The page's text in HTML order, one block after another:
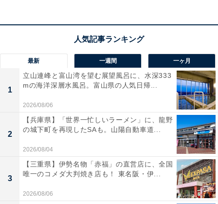
「天然自家源泉 星音の湯」の口コミは？
「天然自家源泉 星音の湯」には以下のような口コミが寄
せられています。
最新 一週間 一ヶ月
1
立山連峰と富山湾を望む展望風呂に、水深333
mの海洋深層水風呂。富山県の人気日帰...
2026/08/06
2
【兵庫県】「世界一忙しいラーメン」に、龍野
の城下町を再現したSAも。山陽自動車道...
2026/08/04
3
【三重県】伊勢名物「赤福」の直営店に、全国
唯一のコメダ大判焼き店も！ 東名阪・伊...
2026/08/06